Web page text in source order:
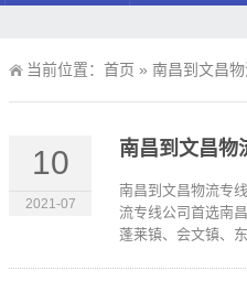
当前位置： 首页 » 南昌到文昌
10
2021-07
南昌到文昌物
南昌到文昌物流专
流专线公司首选南
蓬莱镇、会文镇、